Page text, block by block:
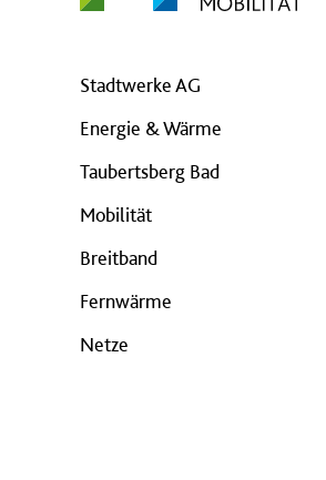
Stadtwerke AG
Energie & Wärme
Taubertsberg Bad
Mobilität
Breitband
Fernwärme
Netze